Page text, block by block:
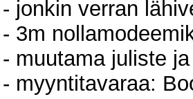
- jonkin verran
- 3m
- muutama juliste
- myyntitavaraa: